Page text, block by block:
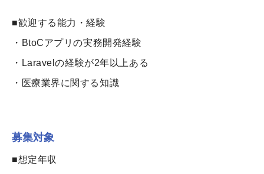
■歓迎する能力・経験
・BtoCアプリの実務開発経験
・Laravelの経験が2年以上ある
・医療業界に関する知識
募集対象
■想定年収